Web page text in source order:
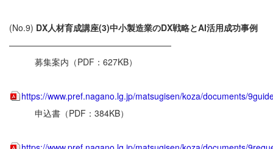
(No.9) DX人材育成講座(3)中小製造業のDX戦略とAI活用成功事例
———————————————————
募集案内（PDF：627KB）
https://www.pref.nagano.lg.jp/matsugisen/koza/documents/
申込書（PDF：384KB）